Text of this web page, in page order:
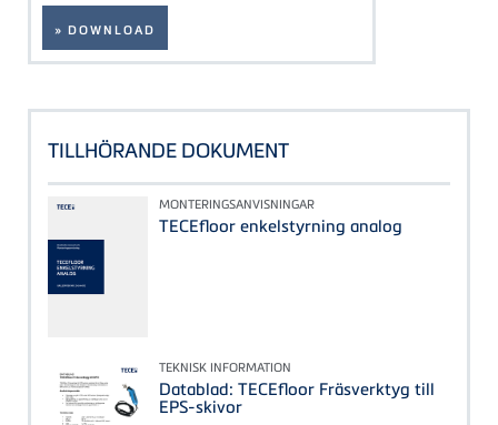
» DOWNLOAD
TILLHÖRANDE DOKUMENT
MONTERINGSANVISNINGAR
TECEfloor enkelstyrning analog
TEKNISK INFORMATION
Datablad: TECEfloor Fräsverktyg till
EPS-skivor